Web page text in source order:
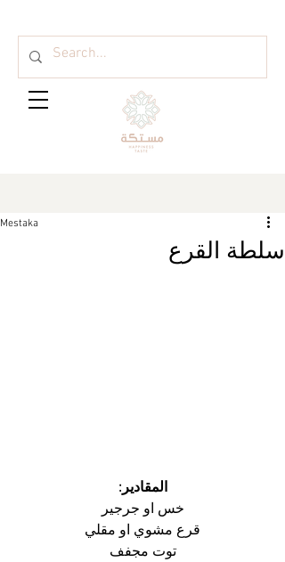
سلطة القرع
Mestaka
المقادير:
خس او جرجير
قرع مشوي او مقلي
توت مجفف